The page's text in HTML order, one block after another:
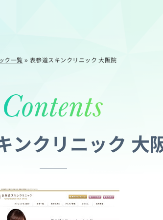
ク一覧 »表参道スキンクリニック 大阪院
ンクリニック 大